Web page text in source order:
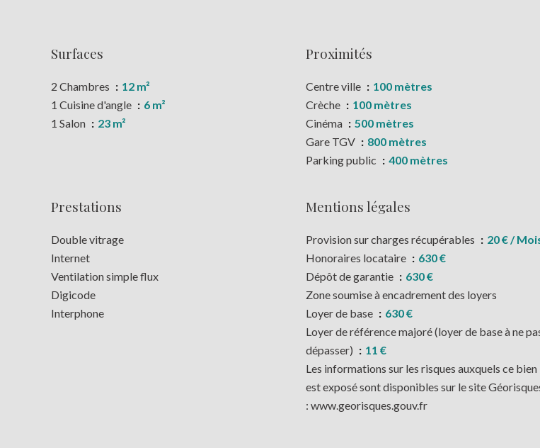
Surfaces
2 Chambres
12 m²
1 Cuisine d'angle
6 m²
1 Salon
23 m²
Proximités
Centre ville
100 mètres
Crèche
100 mètres
Cinéma
500 mètres
Gare TGV
800 mètres
Parking public
400 mètres
Prestations
Double vitrage
Internet
Ventilation simple flux
Digicode
Interphone
Mentions légales
Provision sur charges récupérables
20 € /
Honoraires locataire
630 €
Dépôt de garantie
630 €
Zone soumise à encadrement des loyers
Loyer de base
630 €
Loyer de référence majoré (loyer de base à ne
dépasser)
11 €
Les informations sur les risques auxquels ce bien
est exposé sont disponibles sur le site
: www.georisques.gouv.fr